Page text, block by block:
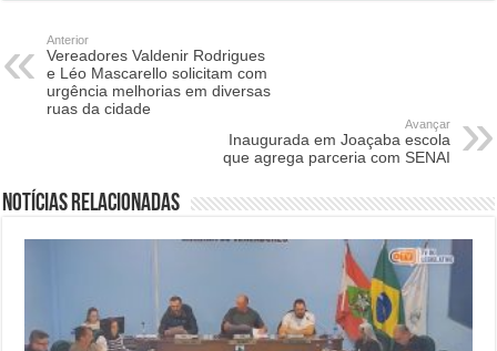
Anterior
Vereadores Valdenir Rodrigues
e Léo Mascarello solicitam com
urgência melhorias em diversas
ruas da cidade
Avançar
Inaugurada em Joaçaba escola
que agrega parceria com SENAI
Notícias relacionadas